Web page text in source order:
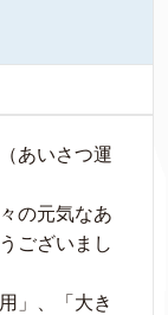
あいさつ運
の元気なあ
ございまし
」、「大き